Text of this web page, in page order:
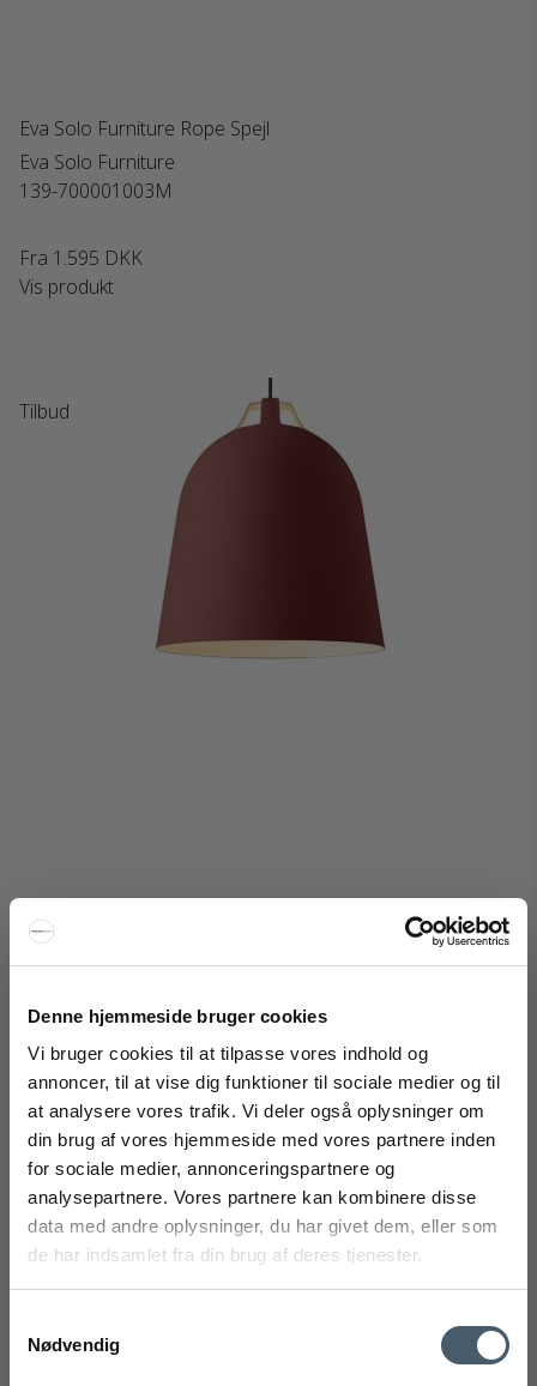
Denne hjemmeside bruger cookies
Vi bruger cookies til at tilpasse vores indhold og
annoncer, til at vise dig funktioner til sociale medier og til
at analysere vores trafik. Vi deler også oplysninger om
din brug af vores hjemmeside med vores partnere inden
for sociale medier, annonceringspartnere og
analysepartnere. Vores partnere kan kombinere disse
data med andre oplysninger, du har givet dem, eller som
de har indsamlet fra din brug af deres tjenester.
Nødvendig
Eva Solo Furniture Rope Spejl
Eva Solo Furniture
139-700001003M
Fra 1.595 DKK
Vis produkt
Tilbud
Eva Solo Clover Loftlampe
Eva Solo Furniture
1.195 DKK
Fra897 DKK
Vis produkt
Tilbud
FÅ 20% RABAT
*Din rabat kan ikke bruges på i forvejen nedsatte varer eller på
produkter fra Rocket .